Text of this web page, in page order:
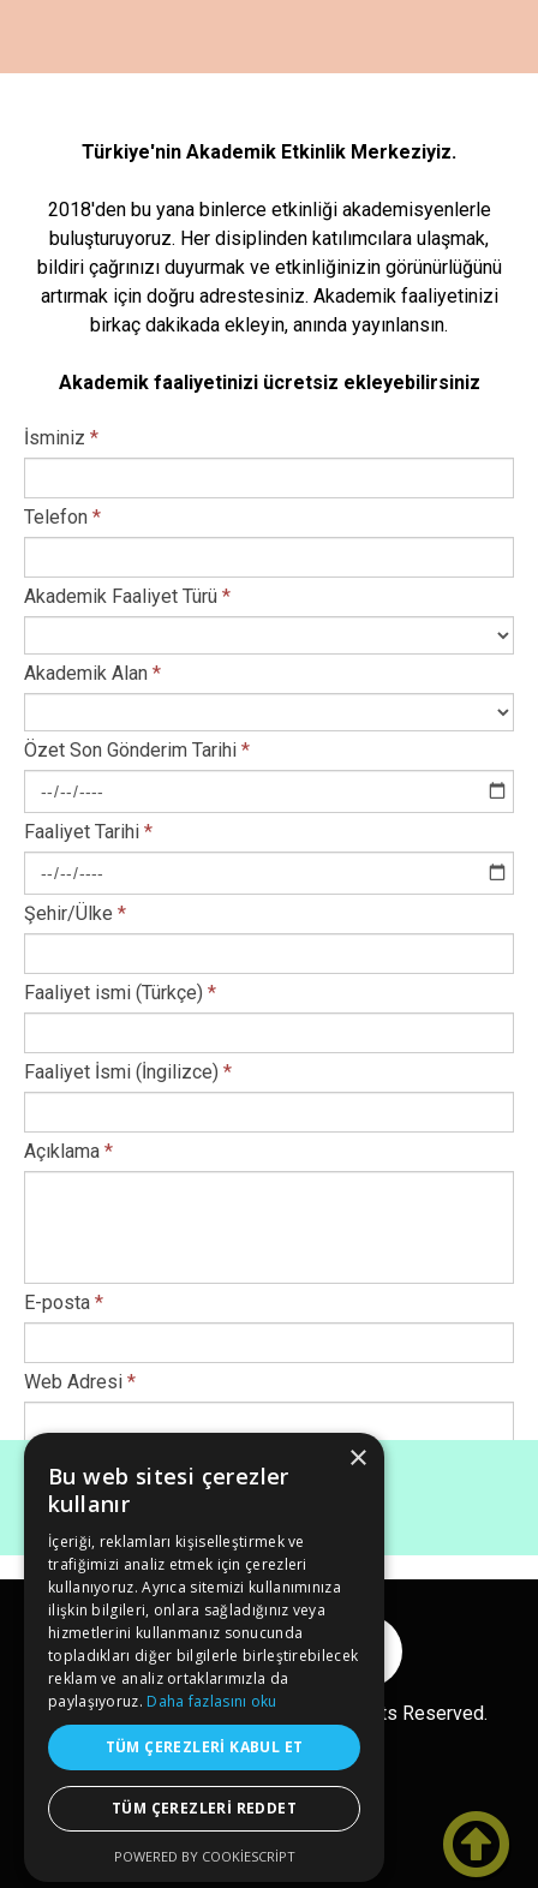

Türkiye'nin Akademik Etkinlik Merkeziyiz.
2018'den bu yana binlerce etkinliği akademisyenlerle
buluşturuyoruz. Her disiplinden katılımcılara ulaşmak,
bildiri çağrınızı duyurmak ve etkinliğinizin görünürlüğünü
artırmak için doğru adrestesiniz. Akademik faaliyetinizi
birkaç dakikada ekleyin, anında yayınlansın.
Akademik faaliyetinizi ücretsiz ekleyebilirsiniz
İsminiz *
Telefon *
Akademik Faaliyet Türü *
Akademik Alan *
Özet Son Gönderim Tarihi *
Faaliyet Tarihi *
Şehir/Ülke *
Faaliyet ismi (Türkçe) *
Faaliyet İsmi (İngilizce) *
Açıklama *
E-posta *
Web Adresi *
Afiş Ekle
Maksimum dosya boyutu (Mb): 50
Ücretsiz Ekle
Reklam Ver
Copyright© 2026 kongreler.net All Rights Reserved.
×
Bu web sitesi çerezler
kullanır
İçeriği, reklamları kişiselleştirmek ve
trafiğimizi analiz etmek için çerezleri
kullanıyoruz. Ayrıca sitemizi kullanımınıza
ilişkin bilgileri, onlara sağladığınız veya
hizmetlerini kullanmanız sonucunda
topladıkları diğer bilgilerle birleştirebilecek
reklam ve analiz ortaklarımızla da
paylaşıyoruz. Daha fazlasını oku
TÜM ÇEREZLERI KABUL ET
TÜM ÇEREZLERI REDDET
POWERED BY COOKIESCRIPT